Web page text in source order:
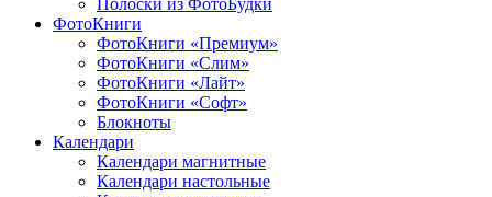
ФотоКниги
ФотоКниги «Премиум»
ФотоКниги «Слим»
ФотоКниги «Лайт»
ФотоКниги «Софт»
Блокноты
Календари
Календари магнитные
Календари настольные